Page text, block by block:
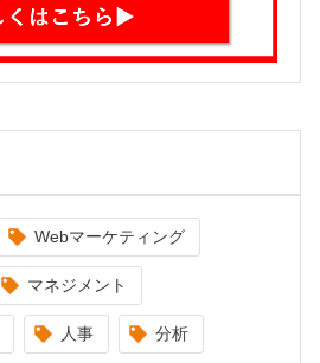
Webマーケティング
マネジメント
人事 分析